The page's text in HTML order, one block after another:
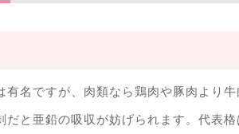
有名ですが、肉類なら鶏肉や豚肉より牛
だと亜鉛の吸収が妨げられます。代表